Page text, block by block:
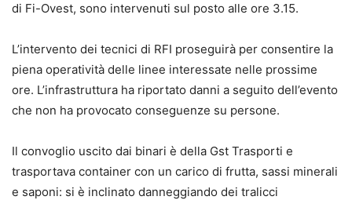
di Fi-Ovest, sono intervenuti sul posto alle ore 3.15.
L’intervento dei tecnici di RFI proseguirà per consentire la
piena operatività delle linee interessate nelle prossime
ore. L’infrastruttura ha riportato danni a seguito dell’evento
che non ha provocato conseguenze su persone.
Il convoglio uscito dai binari è della Gst Trasporti e
trasportava container con un carico di frutta, sassi minerali
e saponi: si è inclinato danneggiando dei tralicci